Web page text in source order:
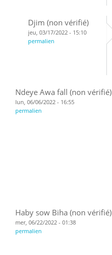
Djim (non vérifié)
jeu, 03/17/2022 - 15:10
permalien
Ndeye Awa fall (non vérifié)
lun, 06/06/2022 - 16:55
permalien
Haby sow Biha (non vérifié)
mer, 06/22/2022 - 01:38
permalien